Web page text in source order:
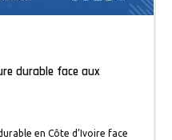
durable face aux
en Côte d’Ivoire face